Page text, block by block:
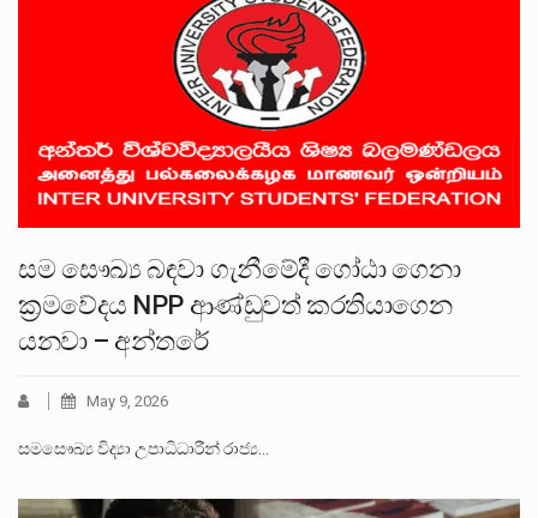
සම සෞඛ්‍ය බඳවා ගැනීමේදී ගෝඨා ගෙනා
ක්‍රමවේදය NPP ආණ්ඩුවත් කරතියාගෙන
යනවා – අන්තරේ
May 9, 2026
සමසෞඛ්‍ය විද්‍යා උපාධිධාරීන් රාජ්‍ය…